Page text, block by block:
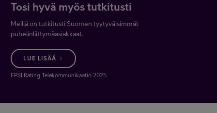
Tosi hyvä myös tutkitusti
Meillä on tutkitusti Suomen tyytyväisimmät
puhelinliittymäasiakkaat.
LUE LISÄÄ
EPSI Rating Telekommunikaatio 2025